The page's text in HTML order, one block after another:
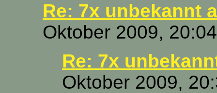
Re: 7x unbekannt
Oktober 2009,
Re: 7x
Oktober 2009,